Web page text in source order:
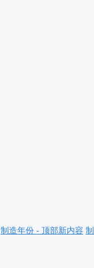
制造年份 - 顶部新内容